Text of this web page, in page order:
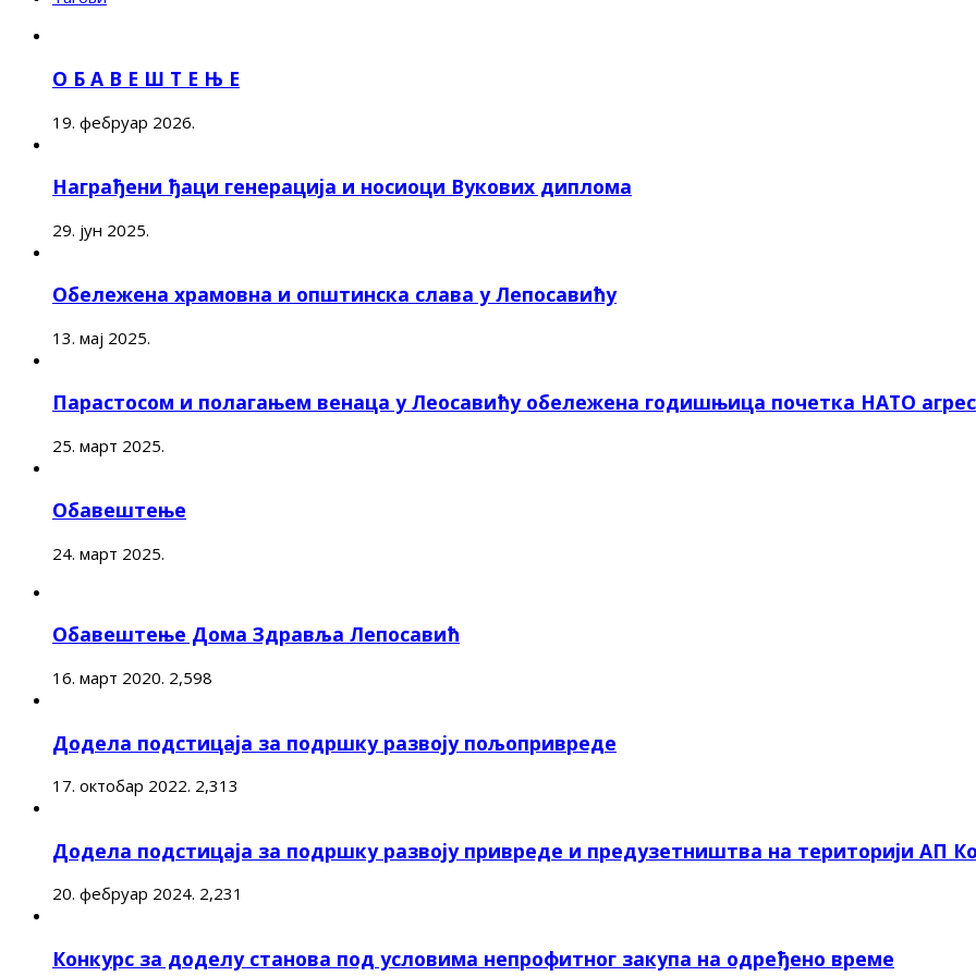
О Б А В Е Ш Т Е Њ Е
19. фебруар 2026.
Награђени ђаци генерација и носиоци Вукових диплома
29. јун 2025.
Обележена храмовна и општинска слава у Лепосавићу
13. мај 2025.
Парастосом и полагањем венаца у Леосавићу обележена годишњица почетка НАТО
25. март 2025.
Обавештење
24. март 2025.
Обавештење Дома Здравља Лепосавић
16. март 2020. 2,598
Додела подстицаја за подршку развоју пољопривреде
17. октобар 2022. 2,313
Додела подстицаја за подршку развоју привреде и предузетништва на територији АП
20. фебруар 2024. 2,231
Конкурс за доделу станова под условима непрофитног закупа на одређено време